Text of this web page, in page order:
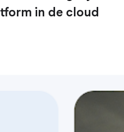
in de cloud